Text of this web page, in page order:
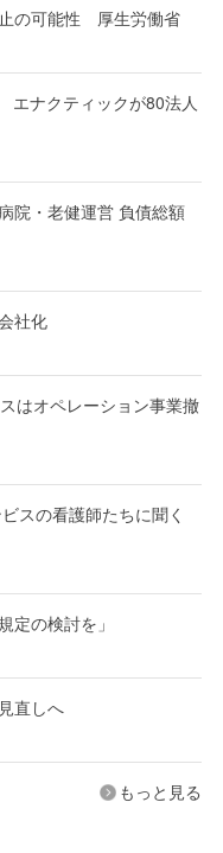
の可能性 厚生労働省
ナクティックが80法人
院・老健運営 負債総額
社化
はオペレーション事業撤
スの看護師たちに聞く
定の検討を」
直しへ
もっと見る